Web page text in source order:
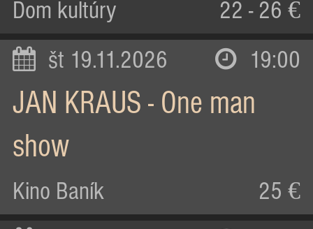
Dom kultúry 22 - 26 €
št 19.11.2026 19:00
JAN KRAUS - One man
show
Kino Baník 25 €